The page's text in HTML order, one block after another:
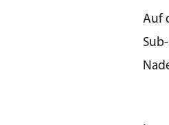
Auf